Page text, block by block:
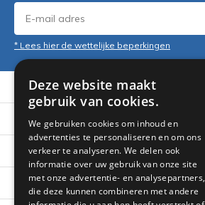
* Lees hier de wettelijke beperkingen
Klantenservice
Mijn account
Categorieën
Contact
Deze website maakt
gebruik van cookies.
We gebruiken cookies om inhoud en
advertenties te personaliseren en om ons
verkeer te analyseren. We delen ook
informatie over uw gebruik van onze site
met onze advertentie- en analysepartners,
die deze kunnen combineren met andere